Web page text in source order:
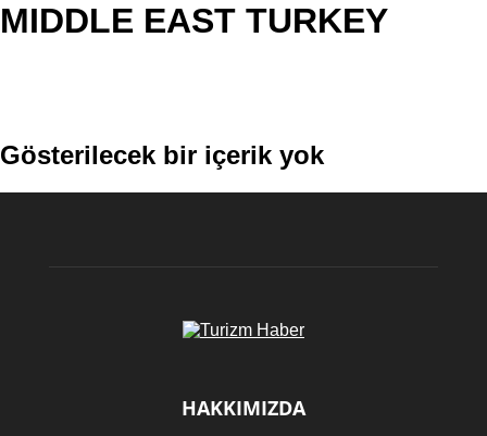
MIDDLE EAST TURKEY
GASTRONOMİ
GİRİŞİMLER
Gösterilecek bir içerik yok
HAKKIMIZDA